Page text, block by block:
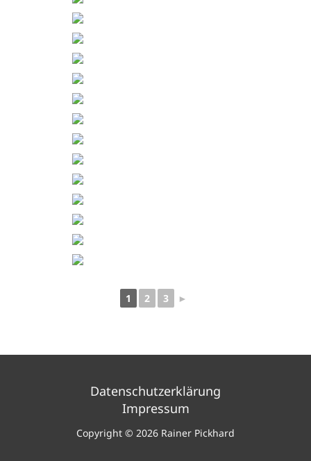
1 2 3 ►
Datenschutzerklärung
Impressum
Copyright © 2026 Rainer Pickhard